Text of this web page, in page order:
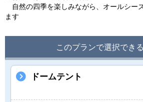
自然の四季を楽しみながら、オールシー
ます
このプランで選択でき
ドームテント